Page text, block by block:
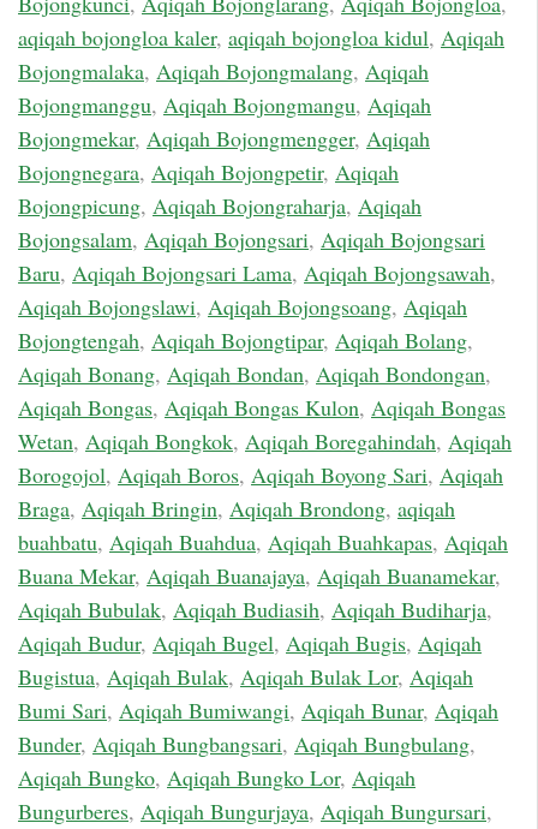
aqiqah bojongloa kaler, aqiqah bojongloa kidul, Aqiqah
Bojongmalaka, Aqiqah Bojongmalang, Aqiqah
Bojongmanggu, Aqiqah Bojongmangu, Aqiqah
Bojongmekar, Aqiqah Bojongmengger, Aqiqah
Bojongnegara, Aqiqah Bojongpetir, Aqiqah
Bojongpicung, Aqiqah Bojongraharja, Aqiqah
Bojongsalam, Aqiqah Bojongsari, Aqiqah Bojongsari
Baru, Aqiqah Bojongsari Lama, Aqiqah Bojongsawah,
Aqiqah Bojongslawi, Aqiqah Bojongsoang, Aqiqah
Bojongtengah, Aqiqah Bojongtipar, Aqiqah Bolang,
Aqiqah Bonang, Aqiqah Bondan, Aqiqah Bondongan,
Aqiqah Bongas, Aqiqah Bongas Kulon, Aqiqah Bongas
Wetan, Aqiqah Bongkok, Aqiqah Boregahindah, Aqiqah
Borogojol, Aqiqah Boros, Aqiqah Boyong Sari, Aqiqah
Braga, Aqiqah Bringin, Aqiqah Brondong, aqiqah
buahbatu, Aqiqah Buahdua, Aqiqah Buahkapas, Aqiqah
Buana Mekar, Aqiqah Buanajaya, Aqiqah Buanamekar,
Aqiqah Bubulak, Aqiqah Budiasih, Aqiqah Budiharja,
Aqiqah Budur, Aqiqah Bugel, Aqiqah Bugis, Aqiqah
Bugistua, Aqiqah Bulak, Aqiqah Bulak Lor, Aqiqah
Bumi Sari, Aqiqah Bumiwangi, Aqiqah Bunar, Aqiqah
Bunder, Aqiqah Bungbangsari, Aqiqah Bungbulang,
Aqiqah Bungko, Aqiqah Bungko Lor, Aqiqah
Bungurberes, Aqiqah Bungurjaya, Aqiqah Bungursari,